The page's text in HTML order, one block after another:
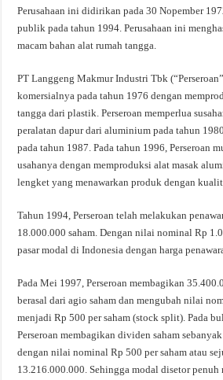
Perusahaan ini didirikan pada 30 Nopember
publik pada tahun 1994. Perusahaan ini
macam bahan alat rumah tangga.
PT Langgeng Makmur Industri Tbk
komersialnya pada tahun 1976 dengan
tangga dari plastik. Perseroan memperlua
peralatan dapur dari aluminium pada tahun
pada tahun 1987. Pada tahun 1996, Perseroan
usahanya dengan memproduksi alat masak
lengket yang menawarkan produk dengan
Tahun 1994, Perseroan telah melakukan
18.000.000 saham. Dengan nilai nominal Rp
pasar modal di Indonesia dengan harga
Pada Mei 1997, Perseroan membagikan
berasal dari agio saham dan mengubah nilai
menjadi Rp 500 per saham (stock split). Pada
Perseroan membagikan dividen saham
dengan nilai nominal Rp 500 per saham atau
13.216.000.000. Sehingga modal disetor